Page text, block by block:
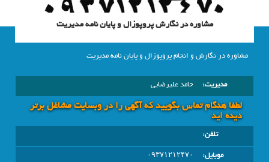
مشاوره در نگارش پروپوزال و پایان نامه مدیریت
مشاوره در نگارش و انجام پروپوزال و پایان نامه مدیریت
مدیریت: حامد علیرضایی
لطفا هنگام تماس بگویید که آگهی را در وبسايت مشاغل برتر
دیده اید
تلفن:
موبایل:
۰۹۳۷۱۲۱۲۴۷۰